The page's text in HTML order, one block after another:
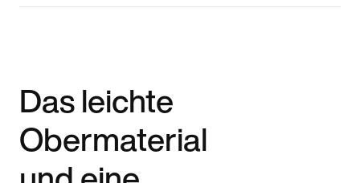
Das leichte
Obermaterial